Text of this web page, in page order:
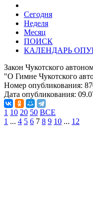
Сегодня
Неделя
Месяц
ПОИСК
КАЛЕНДАРЬ
Закон Чукотского
"О Гимне Чукотского
Номер опубликования:
Дата опубликования:
1 10 20 50 ВСЕ
1 ... 4 5 6 7 8 9 10 ... 12